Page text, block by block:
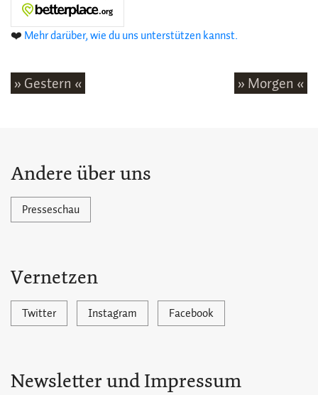
❤️ Mehr darüber, wie du uns unterstützen kannst.
» Gestern « » Morgen «
Andere über uns
Presseschau
Vernetzen
Twitter Instagram Facebook
Newsletter und Impressum